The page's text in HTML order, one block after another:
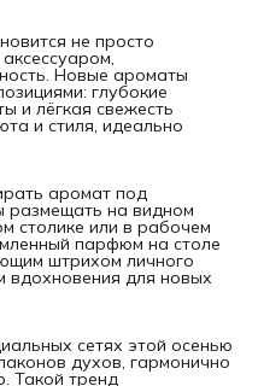
не просто
Новые ароматы
глубокие
и лёгкая свежесть
и стиля, идеально
аромат под
размещать на видном
столике или в рабочем
парфюм на столе
штрихом личного
вдохновения для новых
сетях этой осенью
духов, гармонично
Такой тренд